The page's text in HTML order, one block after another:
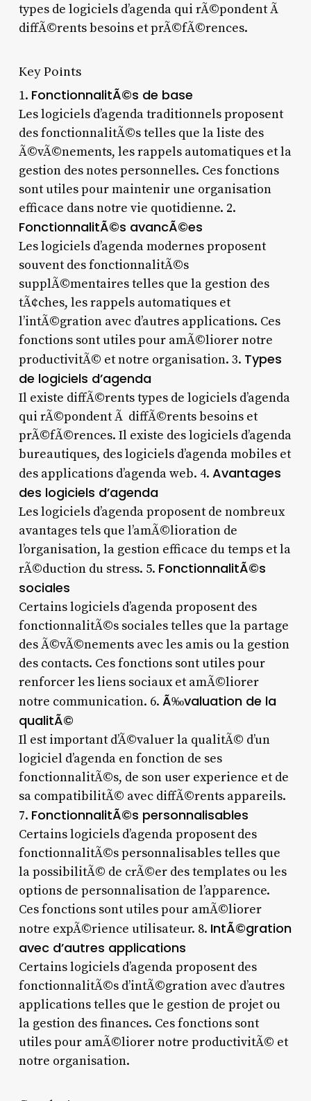
types de logiciels d’agenda qui rÃ©pondent Ã
diffÃ©rents besoins et prÃ©fÃ©rences.
Key Points
1. FonctionnalitÃ©s de base
Les logiciels d’agenda traditionnels proposent
des fonctionnalitÃ©s telles que la liste des
Ã©vÃ©nements, les rappels automatiques et la
gestion des notes personnelles. Ces fonctions
sont utiles pour maintenir une organisation
efficace dans notre vie quotidienne. 2.
FonctionnalitÃ©s avancÃ©es
Les logiciels d’agenda modernes proposent
souvent des fonctionnalitÃ©s
supplÃ©mentaires telles que la gestion des
tÃ¢ches, les rappels automatiques et
l’intÃ©gration avec d’autres applications. Ces
fonctions sont utiles pour amÃ©liorer notre
productivitÃ© et notre organisation. 3. Types
de logiciels d’agenda
Il existe diffÃ©rents types de logiciels d’agenda
qui rÃ©pondent Ã diffÃ©rents besoins et
prÃ©fÃ©rences. Il existe des logiciels d’agenda
bureautiques, des logiciels d’agenda mobiles et
des applications d’agenda web. 4. Avantages
des logiciels d’agenda
Les logiciels d’agenda proposent de nombreux
avantages tels que l’amÃ©lioration de
l’organisation, la gestion efficace du temps et la
rÃ©duction du stress. 5. FonctionnalitÃ©s
sociales
Certains logiciels d’agenda proposent des
fonctionnalitÃ©s sociales telles que la partage
des Ã©vÃ©nements avec les amis ou la gestion
des contacts. Ces fonctions sont utiles pour
renforcer les liens sociaux et amÃ©liorer
notre communication. 6. Ã‰valuation de la
qualitÃ©
Il est important d’Ã©valuer la qualitÃ© d’un
logiciel d’agenda en fonction de ses
fonctionnalitÃ©s, de son user experience et de
sa compatibilitÃ© avec diffÃ©rents appareils.
7. FonctionnalitÃ©s personnalisables
Certains logiciels d’agenda proposent des
fonctionnalitÃ©s personnalisables telles que
la possibilitÃ© de crÃ©er des templates ou les
options de personnalisation de l’apparence.
Ces fonctions sont utiles pour amÃ©liorer
notre expÃ©rience utilisateur. 8. IntÃ©gration
avec d’autres applications
Certains logiciels d’agenda proposent des
fonctionnalitÃ©s d’intÃ©gration avec d’autres
applications telles que le gestion de projet ou
la gestion des finances. Ces fonctions sont
utiles pour amÃ©liorer notre productivitÃ© et
notre organisation.